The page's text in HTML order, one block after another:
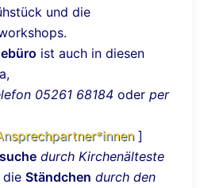
und die
ist auch in diesen
05261 68184 oder per
]
durch Kirchenälteste
Ständchen durch den